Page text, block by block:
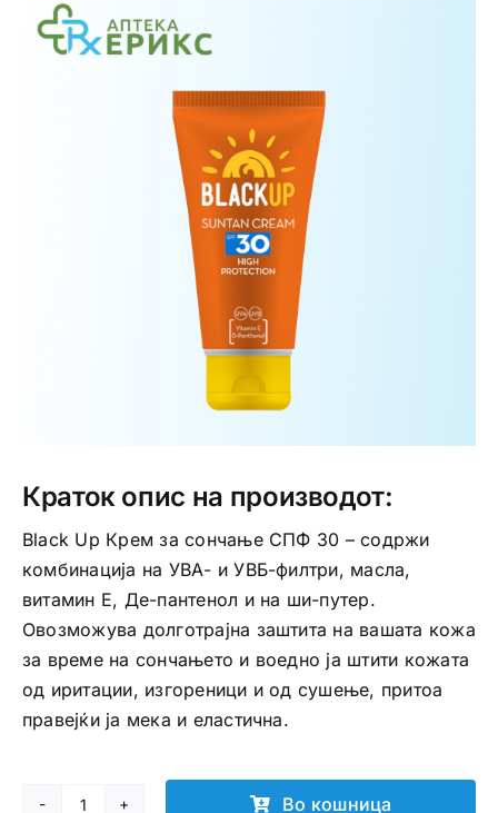
Интимно здравје
Медицински апрати
Краток опис на производот:
Black Up Крем за сончање СПФ 30 – содржи
комбинација на УВА- и УВБ-филтри, масла,
витамин Е, Де-пантенол и на ши-путер.
Овозможува долготрајна заштита на вашата кожа
за време на сончањето и воедно ја штити кожата
од иритации, изгореници и од сушење, притоа
правејќи ја мека и еластична.
Во кошница